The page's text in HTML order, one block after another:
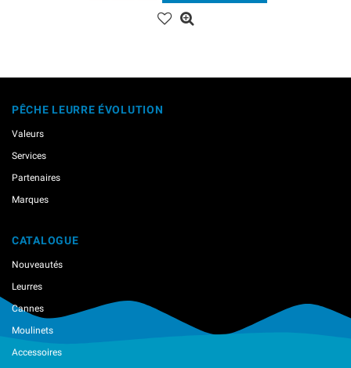
PÊCHE LEURRE ÉVOLUTION
Valeurs
Services
Partenaires
Marques
CATALOGUE
Nouveautés
Leurres
Cannes
Moulinets
Accessoires